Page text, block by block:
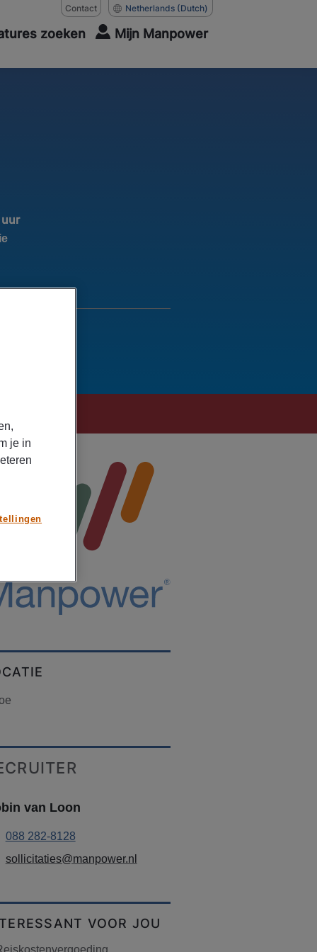
Contact Netherlands (Dutch)
zoeken Mijn Manpower
van Loon
088 282-8128
sollicitaties@manpower.nl
VOOR JOU
je in